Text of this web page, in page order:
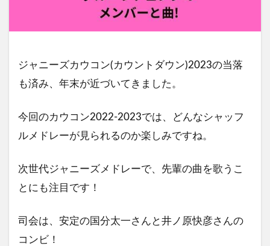
ジャニーズカウコン(カウントダウン)2023の当落
も済み、年末が近づいてきました。
今回のカウコン2022-2023では、どんなシャッフ
ルメドレーが見られるのか楽しみですね。
次世代ジャニーズメドレーで、先輩の曲を歌うこ
とにも注目です！
司会は、安定の国分太一さんと井ノ原快彦さんの
コンビ！